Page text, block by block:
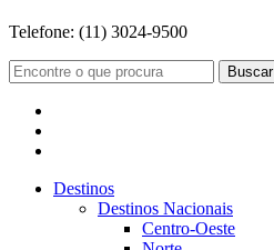
Telefone: (11) 3024-9500
Buscar
Destinos
Destinos Nacionais
Centro-Oeste